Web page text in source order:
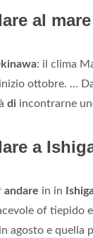
al
: il clima
ottobre. ...
di incontrarne
a
andare in in
of tiepido
agosto e quella